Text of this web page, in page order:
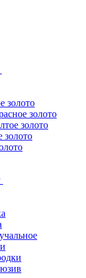
золото
золото
золото